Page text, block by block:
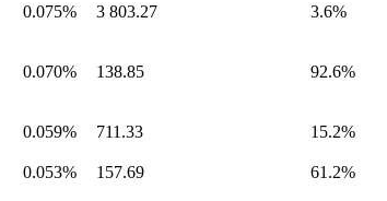
0.075% 3 803.27 3.6%
0.070% 138.85 92.6%
0.059% 711.33 15.2%
0.053% 157.69 61.2%